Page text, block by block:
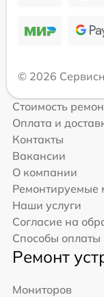
© 2026
Стоимость
Оплата и
Контакты
Вакансии
О компании
Ремонтируемые
Наши услуги
Согласие на
Способы оплаты
Ремонт
Мониторов